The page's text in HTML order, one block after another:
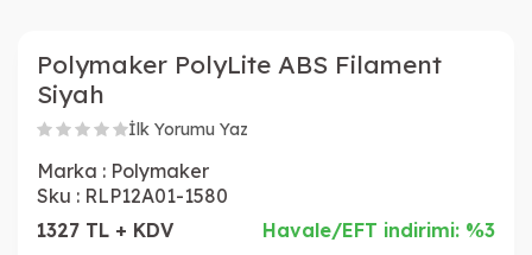
Polymaker PolyLite ABS Filament
Siyah
İlk Yorumu Yaz
Marka : Polymaker
Sku : RLP12A01-1580
1327 TL + KDV
Havale/EFT indirimi: %3